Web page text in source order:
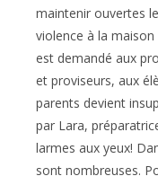
maintenir ouvertes
violence à la
est demandé aux
et proviseurs, aux
parents devient
par Lara,
larmes aux yeux!
sont nombreuses.